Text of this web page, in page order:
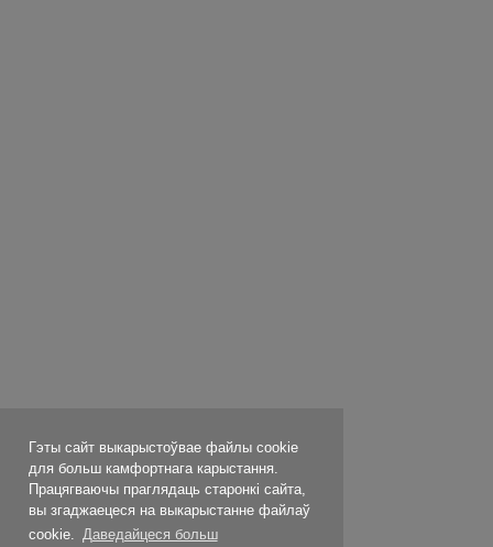
Гэты сайт выкарыстоўвае файлы cookie
для больш камфортнага карыстання.
Працягваючы праглядаць старонкі сайта,
вы згаджаецеся на выкарыстанне файлаў
cookie. Даведайцеся больш